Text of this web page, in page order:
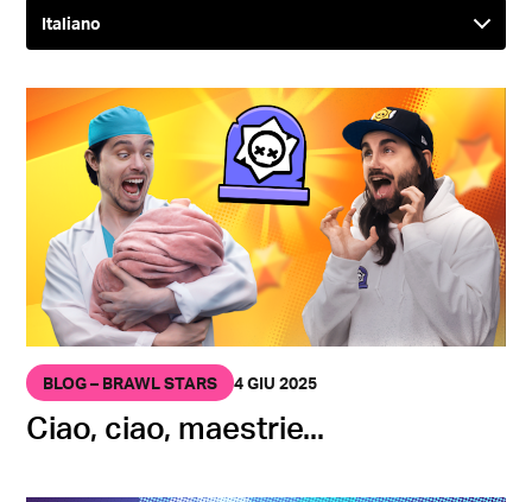
BLOG – BRAWL STARS 4 GIU 2025
Ciao, ciao, maestrie...